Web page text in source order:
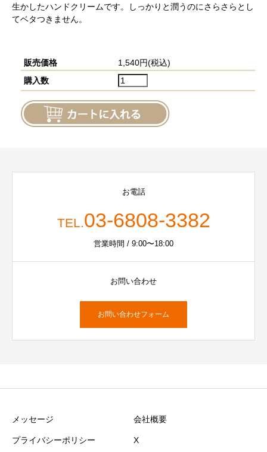
生かしたハンドクリームです。しっかりと潤うのにさらさらとし
てベタつきません。
販売価格
1,540円(税込)
購入数
お電話
TEL.03-6808-3382
営業時間 / 9:00〜18:00
お問い合わせ
お問い合わせフォーム
メッセージ 会社概要
プライバシーポリシー X